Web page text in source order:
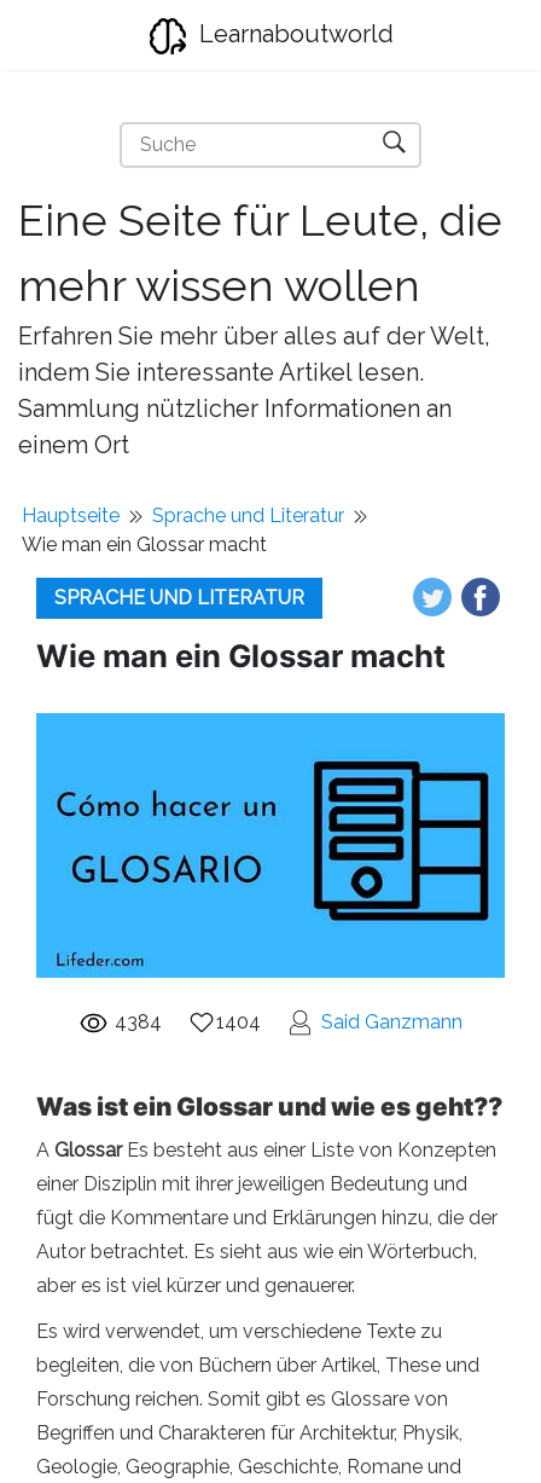
Learnaboutworld
Eine Seite für Leute, die
mehr wissen wollen
Erfahren Sie mehr über alles auf der Welt,
indem Sie interessante Artikel lesen.
Sammlung nützlicher Informationen an
einem Ort
Hauptseite
Sprache und Literatur
Wie man ein Glossar macht
SPRACHE UND LITERATUR
Wie man ein Glossar macht
4384 1404 Said Ganzmann
Was ist ein Glossar und wie es geht??
A GlossarEs besteht aus einer Liste von Konzepten
einer Disziplin mit ihrer jeweiligen Bedeutung und
fügt die Kommentare und Erklärungen hinzu, die der
Autor betrachtet. Es sieht aus wie ein Wörterbuch,
aber es ist viel kürzer und genauerer.
Es wird verwendet, um verschiedene Texte zu
begleiten, die von Büchern über Artikel, These und
Forschung reichen. Somit gibt es Glossare von
Begriffen und Charakteren für Architektur, Physik,
Geologie, Geographie, Geschichte, Romane und